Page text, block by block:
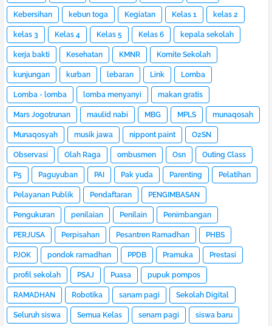
Kebersihan kebun toga Kegiatan Kelas 1 kelas 2
kelas 3 Kelas 4 Kelas 5 Kelas 6 kepala sekolah
kerja bakti Kesehatan KMNR Komite Sekolah
kunjungan kurban lebaran Link Lomba
Lomba - lomba lomba menyanyi makan gratis
Mars Jogotrunan maulid nabi MBG MPLS munaqosah
Munaqosyah musik jawa nippont paint O2SN
Observasi Olah Raga ombusmen Osn Outing Class
P5 Paguyuban PAI Pak yuda Parenting Pelatihan
Pelayanan Publik Pendaftaran PENGIMBASAN
Pengukuran penilaian Penilain Penimbangan
PERJUSA Perpisahan Pesantren Ramadhan PHBS
PJOK pondok ramadhan PPDB Pramuka Prestasi
profil sekolah PSAJ Puasa pupuk pompos
RAMADHAN Robotika sanam pagi Sekolah Digital
Seluruh siswa Semua Kelas senam pagi siswa baru